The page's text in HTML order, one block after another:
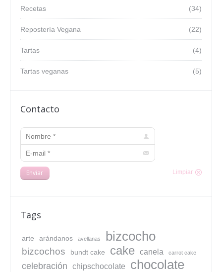
(34)
Recetas
(22)
Repostería Vegana
(4)
Tartas
(5)
Tartas veganas
Contacto
Nombre *
E-mail *
Enviar Limpiar
Tags
arte arándanos avellanas bizcocho
bizcochos bundt cake cake canela carrot cake
celebración chipschocolate chocolate